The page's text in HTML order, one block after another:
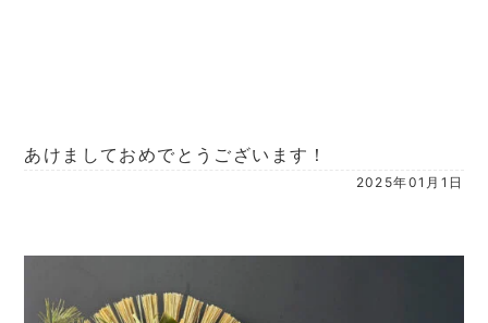
あけましておめでとうございます！
2025年01月1日